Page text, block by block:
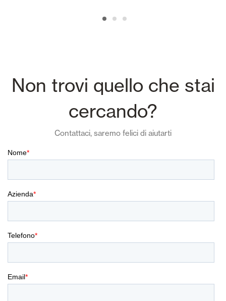
Non trovi quello che stai
cercando?
Contattaci, saremo felici di aiutarti